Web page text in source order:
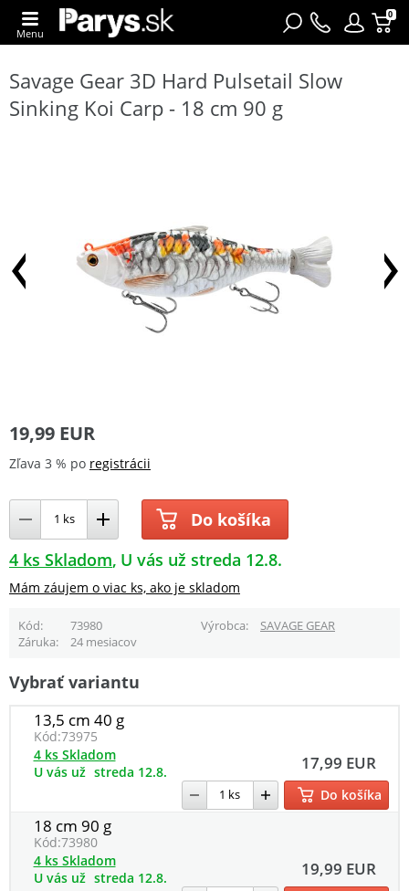
0
Menu
Savage Gear 3D Hard Pulsetail Slow
Sinking Koi Carp - 18 cm 90 g
19,99 EUR
Zľava 3 % po registrácii
Do košíka
4 ks Skladom U vás už streda 12.8.
Mám záujem o viac ks, ako je skladom
Kód 73980 Výrobca
SAVAGE GEAR
Záruka
24 mesiacov
Vybrať variantu
13,5 cm 40 g
Kód:73975
17,99 EUR
4 ks Skladom
U vás už streda 12.8.
Do košíka
18 cm 90 g
Kód:73980
19,99 EUR
4 ks Skladom
U vás už streda 12.8.